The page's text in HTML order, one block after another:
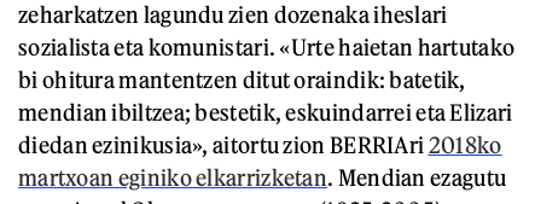
zeharkatzen lagundu zien dozenaka iheslari
sozialista eta komunistari. «Urte haietan hartutako
bi ohitura mantentzen ditut oraindik: batetik,
mendian ibiltzea; bestetik, eskuindarrei eta Elizari
diedan ezinikusia», aitortu zion BERRIAri 2018ko
martxoan eginiko elkarrizketan. Mendian ezagutu